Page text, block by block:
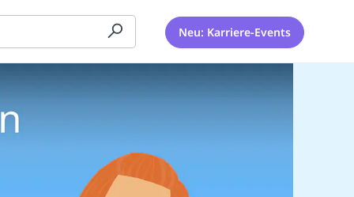
Neu: Karriere-Events